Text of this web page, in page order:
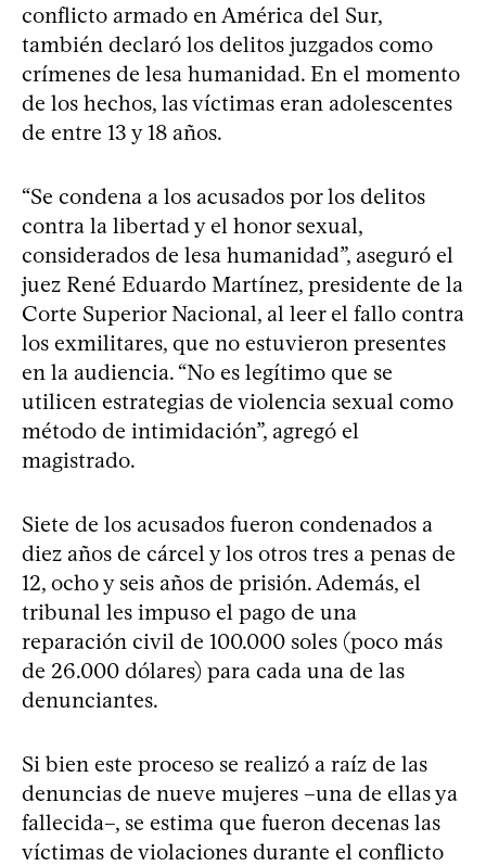
conflicto armado en América del Sur,
también declaró los delitos juzgados como
crímenes de lesa humanidad. En el momento
de los hechos, las víctimas eran adolescentes
de entre 13 y 18 años.
“Se condena a los acusados por los delitos
contra la libertad y el honor sexual,
considerados de lesa humanidad”, aseguró el
juez René Eduardo Martínez, presidente de la
Corte Superior Nacional, al leer el fallo contra
los exmilitares, que no estuvieron presentes
en la audiencia. “No es legítimo que se
utilicen estrategias de violencia sexual como
método de intimidación”, agregó el
magistrado.
Siete de los acusados fueron condenados a
diez años de cárcel y los otros tres a penas de
12, ocho y seis años de prisión. Además, el
tribunal les impuso el pago de una
reparación civil de 100.000 soles (poco más
de 26.000 dólares) para cada una de las
denunciantes.
Si bien este proceso se realizó a raíz de las
denuncias de nueve mujeres –una de ellas ya
fallecida–, se estima que fueron decenas las
víctimas de violaciones durante el conflicto